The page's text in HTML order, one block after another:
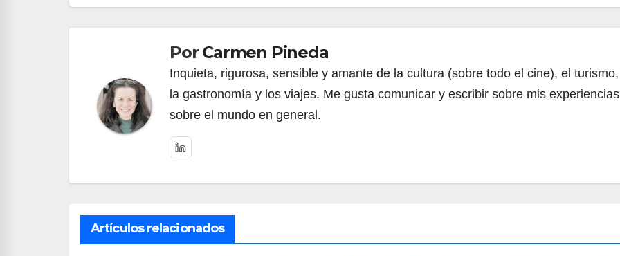
de
entradas
Por Carmen Pineda
Inquieta, rigurosa, sensible y amante de la cultura (sobre todo el cine), el turismo,
la gastronomía y los viajes. Me gusta comunicar y escribir sobre mis
sobre el mundo en general.
Artículos relacionados